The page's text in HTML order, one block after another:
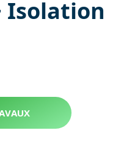
Isolation